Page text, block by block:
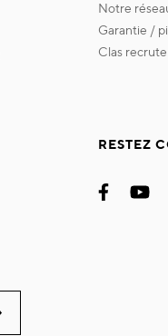
notre
garantie /
clas recrute
RESTEZ